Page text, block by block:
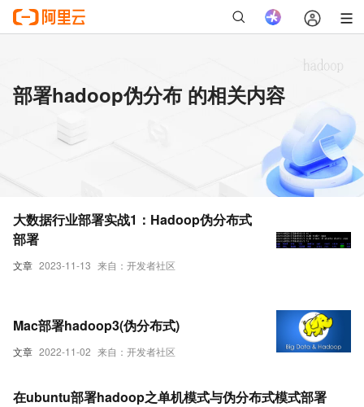
部署hadoop伪分布 的相关内容
文章 2023-11-13 来自：开发者社区
大数据行业部署实战1：Hadoop伪分布式
部署
文章 2022-11-02 来自：开发者社区
Mac部署hadoop3(伪分布式)
在ubuntu部署hadoop之单机模式与伪分布式模式部署